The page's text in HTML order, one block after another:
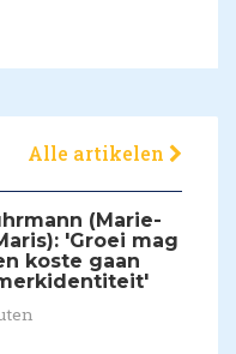
Alle artikelen
(Marie-
'Groei mag
koste gaan